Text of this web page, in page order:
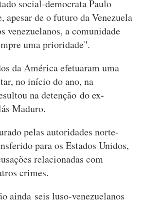
social-democrata Paulo
apesar de o futuro da Venezuela
venezuelanos, a comunidade
uma prioridade".
da América efetuaram uma
no início do ano, na
na detenção do ex-
Maduro.
pelas autoridades norte-
para os Estados Unidos,
relacionadas com
crimes.
ainda seis luso-venezuelanos